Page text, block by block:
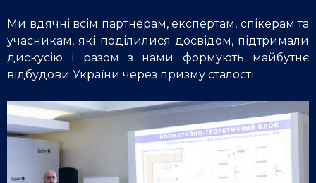
Ми вдячні всім партнерам, експертам, спікерам та
учасникам, які поділилися досвідом, підтримали
дискусію і разом з нами формують майбутнє
відбудови України через призму сталості.